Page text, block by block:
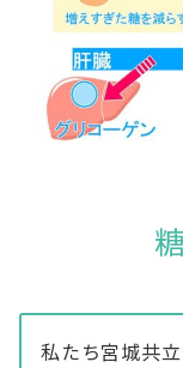
私たち宮城共